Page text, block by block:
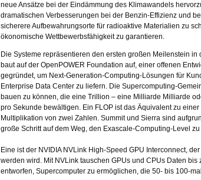
neue Ansätze bei der Eindämmung des Klimawandels
dramatischen Verbesserungen bei der Benzin-Effizienz und
sicherere Aufbewahrungsorte für radioaktive Materialien zu
ökonomische Wettbewerbsfähigkeit zu garantieren.
Die Systeme repräsentieren den ersten großen Meilenstein
baut auf der OpenPOWER Foundation auf, einer offenen
gegründet, um Next-Generation-Computing-Lösungen für
Enterprise Data Center zu liefern. Die Supercomputing-
bauen zu können, die eine Trillion – eine Milliarde Milliarde
pro Sekunde bewältigen. Ein FLOP ist das Äquivalent zu
Multiplikation von zwei Zahlen. Summit und Sierra sind
große Schritt auf dem Weg, den Exascale-Computing-Level
Eine ist der NVIDIA NVLink High-Speed GPU Interconnect,
werden wird. Mit NVLink tauschen GPUs und CPUs Daten
entworfen, Supercomputer zu ermöglichen, die 50- bis 100-